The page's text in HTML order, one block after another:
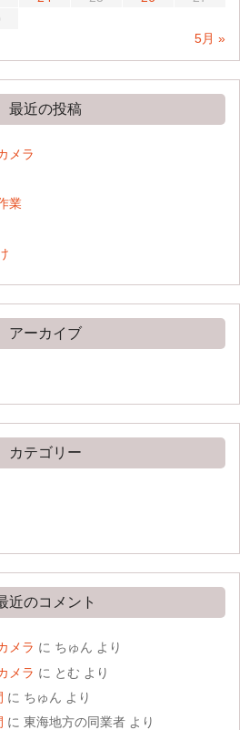
5月 »
最近の投稿
メラ
業
アーカイブ
カテゴリー
近のコメント
メラ に ちゅん より
メラ に とむ より
に ちゅん より
に東海地方の同業者 より